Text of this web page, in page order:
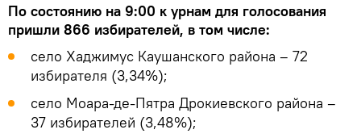
По состоянию на 9:00 к урнам для голосования
пришли 866 избирателей, в том числе:
село Хаджимус Каушанского района – 72
избирателя (3,34%);
село Моара-де-Пятра Дрокиевского района –
37 избирателей (3,48%);